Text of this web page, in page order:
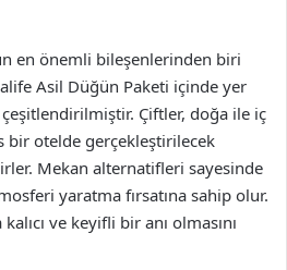
en önemli bileşenlerinden biri
Asil Düğün Paketi içinde yer
Çiftler, doğa ile iç
bir otelde gerçekleştirilecek
Mekan alternatifleri sayesinde
yaratma fırsatına sahip olur.
ve keyifli bir anı olmasını